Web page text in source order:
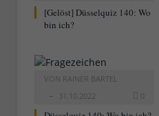
[Gelöst] Düsselquiz 140: Wo
bin ich?
VON RAINER BARTEL
31.10.2022
0